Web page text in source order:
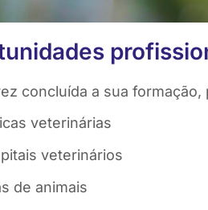
concluída a sua
veterinárias
veterinários
de animais